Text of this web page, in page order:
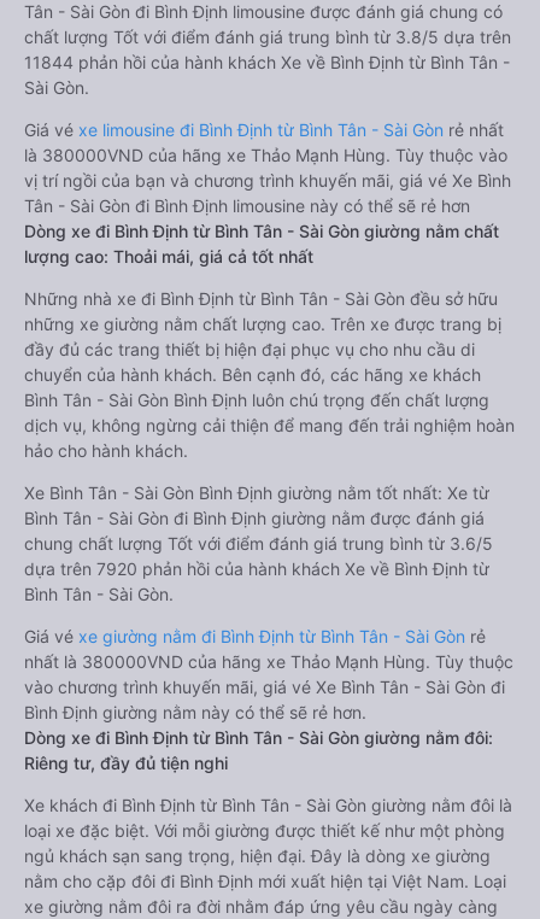
Tân - Sài Gòn đi Bình Định limousine được đánh giá chung có
chất lượng Tốt với điểm đánh giá trung bình từ 3.8/5 dựa trên
11844 phản hồi của hành khách Xe về Bình Định từ Bình Tân -
Sài Gòn.
Giá vé xe limousine đi Bình Định từ Bình Tân - Sài Gòn rẻ nhất
là 380000VND của hãng xe Thảo Mạnh Hùng. Tùy thuộc vào
vị trí ngồi của bạn và chương trình khuyến mãi, giá vé Xe Bình
Tân - Sài Gòn đi Bình Định limousine này có thể sẽ rẻ hơn
Dòng xe đi Bình Định từ Bình Tân - Sài Gòn giường nằm chất
lượng cao: Thoải mái, giá cả tốt nhất
Những nhà xe đi Bình Định từ Bình Tân - Sài Gòn đều sở hữu
những xe giường nằm chất lượng cao. Trên xe được trang bị
đầy đủ các trang thiết bị hiện đại phục vụ cho nhu cầu di
chuyển của hành khách. Bên cạnh đó, các hãng xe khách
Bình Tân - Sài Gòn Bình Định luôn chú trọng đến chất lượng
dịch vụ, không ngừng cải thiện để mang đến trải nghiệm hoàn
hảo cho hành khách.
Xe Bình Tân - Sài Gòn Bình Định giường nằm tốt nhất: Xe từ
Bình Tân - Sài Gòn đi Bình Định giường nằm được đánh giá
chung chất lượng Tốt với điểm đánh giá trung bình từ 3.6/5
dựa trên 7920 phản hồi của hành khách Xe về Bình Định từ
Bình Tân - Sài Gòn.
Giá vé xe giường nằm đi Bình Định từ Bình Tân - Sài Gòn rẻ
nhất là 380000VND của hãng xe Thảo Mạnh Hùng. Tùy thuộc
vào chương trình khuyến mãi, giá vé Xe Bình Tân - Sài Gòn đi
Bình Định giường nằm này có thể sẽ rẻ hơn.
Dòng xe đi Bình Định từ Bình Tân - Sài Gòn giường nằm đôi:
Riêng tư, đầy đủ tiện nghi
Xe khách đi Bình Định từ Bình Tân - Sài Gòn giường nằm đôi là
loại xe đặc biệt. Với mỗi giường được thiết kế như một phòng
ngủ khách sạn sang trọng, hiện đại. Đây là dòng xe giường
nằm cho cặp đôi đi Bình Định mới xuất hiện tại Việt Nam. Loại
xe giường nằm đôi ra đời nhằm đáp ứng yêu cầu ngày càng